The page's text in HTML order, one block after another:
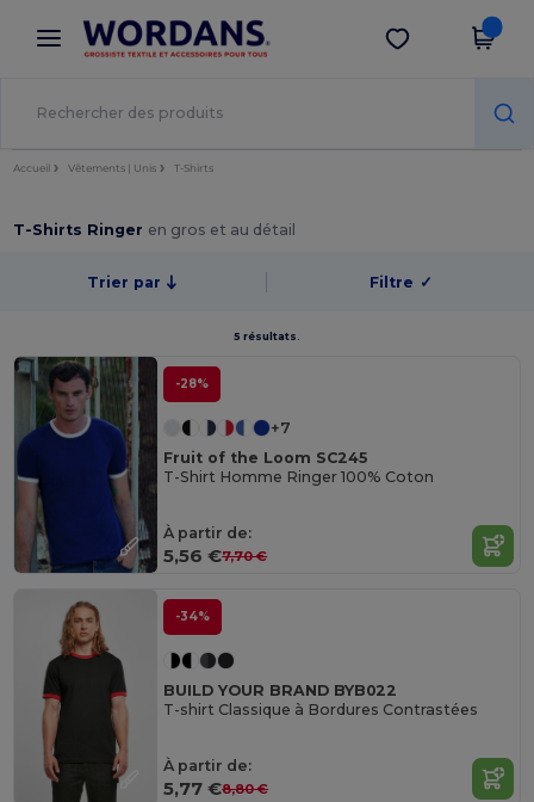
× Appli Wordans
Meilleurs prix sur l’app !
Obtenir l'appli
Accueil Vêtements | Unis T-Shirts
T-Shirts Ringer en gros et au détail
Trier par Filtre ✓
5 résultats.
-28%
+7
Fruit of the Loom SC245
T-Shirt Homme Ringer 100% Coton
À partir de:
5,56 €7,70 €
-34%
BUILD YOUR BRAND BYB022
T-shirt Classique à Bordures Contrastées
À partir de:
5,77 €8,80 €